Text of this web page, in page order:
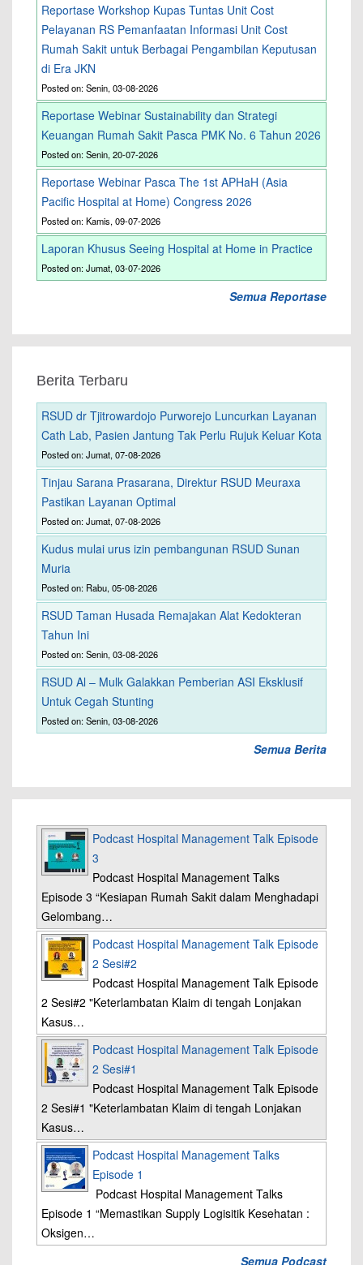
Reportase Workshop Kupas Tuntas Unit Cost
Pelayanan RS Pemanfaatan Informasi Unit Cost
Rumah Sakit untuk Berbagai Pengambilan Keputusan
di Era JKN
Posted on: Senin, 03-08-2026
Reportase Webinar Sustainability dan Strategi
Keuangan Rumah Sakit Pasca PMK No. 6 Tahun 2026
Posted on: Senin, 20-07-2026
Reportase Webinar Pasca The 1st APHaH (Asia
Pacific Hospital at Home) Congress 2026
Posted on: Kamis, 09-07-2026
Laporan Khusus Seeing Hospital at Home in Practice
Posted on: Jumat, 03-07-2026
Semua Reportase
Berita Terbaru
RSUD dr Tjitrowardojo Purworejo Luncurkan Layanan
Cath Lab, Pasien Jantung Tak Perlu Rujuk Keluar Kota
Posted on: Jumat, 07-08-2026
Tinjau Sarana Prasarana, Direktur RSUD Meuraxa
Pastikan Layanan Optimal
Posted on: Jumat, 07-08-2026
Kudus mulai urus izin pembangunan RSUD Sunan
Muria
Posted on: Rabu, 05-08-2026
RSUD Taman Husada Remajakan Alat Kedokteran
Tahun Ini
Posted on: Senin, 03-08-2026
RSUD Al – Mulk Galakkan Pemberian ASI Eksklusif
Untuk Cegah Stunting
Posted on: Senin, 03-08-2026
Semua Berita
Podcast Hospital Management Talk Episode
3
Podcast Hospital Management Talks
Episode 3 “Kesiapan Rumah Sakit dalam Menghadapi
Gelombang…
Podcast Hospital Management Talk Episode
2 Sesi#2
Podcast Hospital Management Talk Episode
2 Sesi#2 "Keterlambatan Klaim di tengah Lonjakan
Kasus…
Podcast Hospital Management Talk Episode
2 Sesi#1
Podcast Hospital Management Talk Episode
2 Sesi#1 "Keterlambatan Klaim di tengah Lonjakan
Kasus…
Podcast Hospital Management Talks
Episode 1
Podcast Hospital Management Talks
Episode 1 “Memastikan Supply Logisitik Kesehatan :
Oksigen…
Semua Podcast